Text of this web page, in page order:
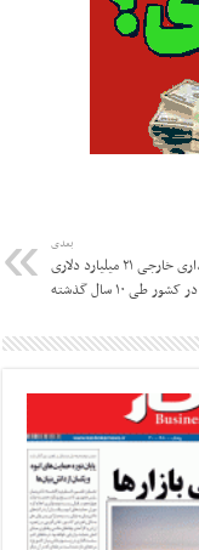
بعدی
جزئیات سرمایه‌گذاری خارجی ۲۱ میلیارد دلاری
در کشور طی ۱۰ سال گذشته